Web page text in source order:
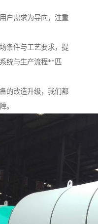
户需求为导向，注重
条件与工艺要求，提
统与生产流程**匹
的改造升级，我们都
。